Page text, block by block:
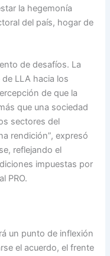
la hegemonía
del país, hogar de
de desafíos. La
LLA hacia los
de que la
que una sociedad
sectores del
rendición”, expresó
reflejando el
impuestas por
PRO.
un punto de inflexión
el acuerdo, el frente